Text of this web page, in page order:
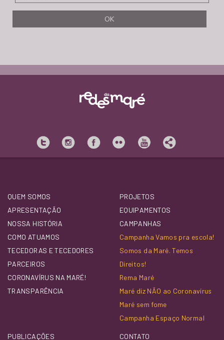
QUEM SOMOS
APRESENTAÇÃO
NOSSA HISTÓRIA
COMO ATUAMOS
TECEDORAS E TECEDORES
PARCEIROS
CORONAVÍRUS NA MARÉ!
TRANSPARÊNCIA
PROJETOS
EQUIPAMENTOS
CAMPANHAS
Campanha Vamos pra escola!
Somos da Maré. Temos
Direitos!
Rema Maré
Maré diz NÃO ao Coronavírus
Maré sem fome
Campanha Espaço Normal
PUBLICAÇÕES CONTATO